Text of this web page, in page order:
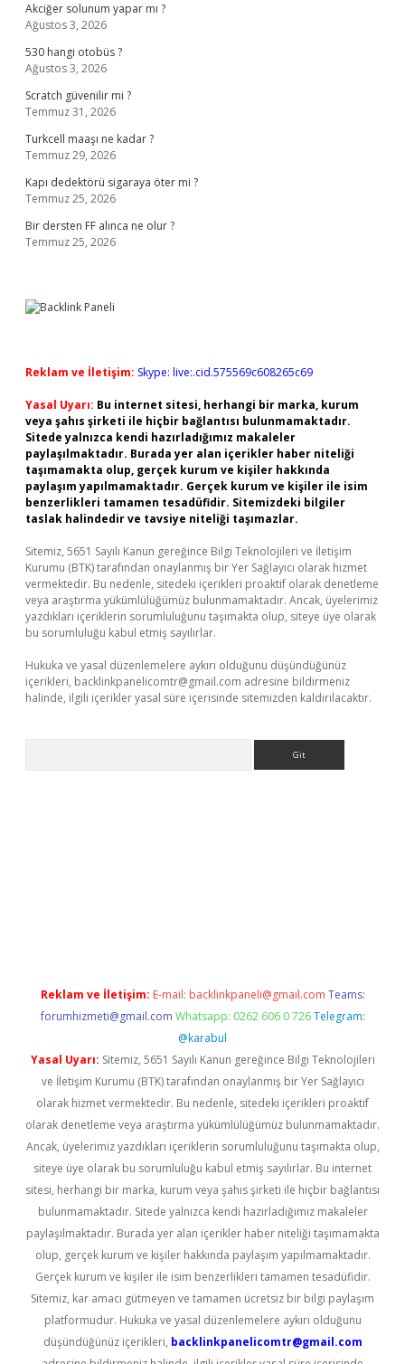
Akciğer solunum yapar mı ?
Ağustos 3, 2026
530 hangi otobüs ?
Ağustos 3, 2026
Scratch güvenilir mi ?
Temmuz 31, 2026
Turkcell maaşı ne kadar ?
Temmuz 29, 2026
Kapı dedektörü sigaraya öter mi ?
Temmuz 25, 2026
Bir dersten FF alınca ne olur ?
Temmuz 25, 2026
Reklam ve İletişim: Skype: live:.cid.575569c608265c69
Yasal Uyarı: Bu internet sitesi, herhangi bir marka, kurum
veya şahıs şirketi ile hiçbir bağlantısı bulunmamaktadır.
Sitede yalnızca kendi hazırladığımız makaleler
paylaşılmaktadır. Burada yer alan içerikler haber niteliği
taşımamakta olup, gerçek kurum ve kişiler hakkında
paylaşım yapılmamaktadır. Gerçek kurum ve kişiler ile isim
benzerlikleri tamamen tesadüfidir. Sitemizdeki bilgiler
taslak halindedir ve tavsiye niteliği taşımazlar.
Sitemiz, 5651 Sayılı Kanun gereğince Bilgi Teknolojileri ve İletişim
Kurumu (BTK) tarafından onaylanmış bir Yer Sağlayıcı olarak hizmet
vermektedir. Bu nedenle, sitedeki içerikleri proaktif olarak denetleme
veya araştırma yükümlülüğümüz bulunmamaktadır. Ancak, üyelerimiz
yazdıkları içeriklerin sorumluluğunu taşımakta olup, siteye üye olarak
bu sorumluluğu kabul etmiş sayılırlar.
Hukuka ve yasal düzenlemelere aykırı olduğunu düşündüğünüz
içerikleri, backlinkpanelicomtr@gmail.com adresine bildirmeniz
halinde, ilgili içerikler yasal süre içerisinde sitemizden kaldırılacaktır.
Reklam ve İletişim: E-mail: backlinkpaneli@gmail.com Teams:
forumhizmeti@gmail.com Whatsapp: 0262 606 0 726 Telegram:
@karabul
Yasal Uyarı: Sitemiz, 5651 Sayılı Kanun gereğince Bilgi Teknolojileri
ve İletişim Kurumu (BTK) tarafından onaylanmış bir Yer Sağlayıcı
olarak hizmet vermektedir. Bu nedenle, sitedeki içerikleri proaktif
olarak denetleme veya araştırma yükümlülüğümüz bulunmamaktadır.
Ancak, üyelerimiz yazdıkları içeriklerin sorumluluğunu taşımakta olup,
siteye üye olarak bu sorumluluğu kabul etmiş sayılırlar. Bu internet
sitesi, herhangi bir marka, kurum veya şahıs şirketi ile hiçbir bağlantısı
bulunmamaktadır. Sitede yalnızca kendi hazırladığımız makaleler
paylaşılmaktadır. Burada yer alan içerikler haber niteliği taşımamakta
olup, gerçek kurum ve kişiler hakkında paylaşım yapılmamaktadır.
Gerçek kurum ve kişiler ile isim benzerlikleri tamamen tesadüfidir.
Sitemiz, kar amacı gütmeyen ve tamamen ücretsiz bir bilgi paylaşım
platformudur. Hukuka ve yasal düzenlemelere aykırı olduğunu
düşündüğünüz içerikleri, backlinkpanelicomtr@gmail.com